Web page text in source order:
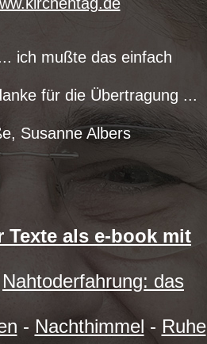
ich mußte das einfach
für die Übertragung ...
Susanne Albers
Texte als e-book mit
Nahtoderfahrung: das
- Nachthimmel - Ruhe